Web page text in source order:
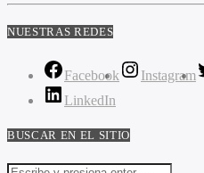
NUESTRAS REDES
Facebook Instagram
LinkedIn
BUSCAR EN EL SITIO